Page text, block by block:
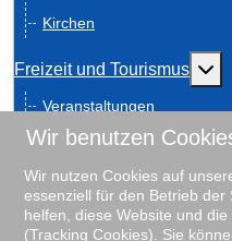
Kirchen
Freizeit und Tourismus
Veranstaltungen
Anreise
Geschichte
Schiebenscheeten
Wir benutzen
Wir nutzen Cookies auf
essenziell für den Betrieb
helfen, diese Website und
(Tracking Cookies). Sie